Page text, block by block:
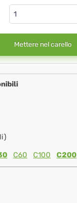
Mettere nel carello
C60 C100 C200